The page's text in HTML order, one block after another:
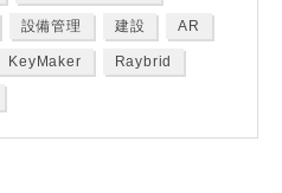
設備管理 建設 AR
KeyMaker Raybrid